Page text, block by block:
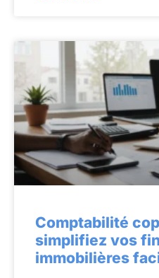
Comptabilité
simplifiez vos
immobilières